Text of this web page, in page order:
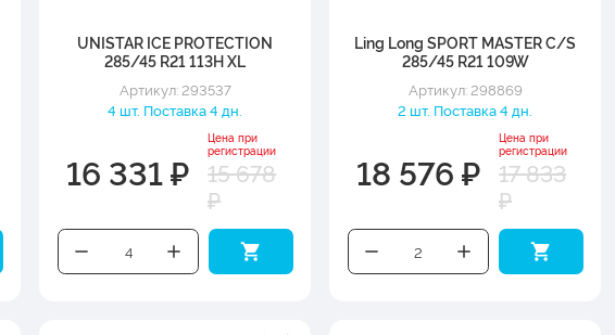
UNISTAR ICE PROTECTION
285/45 R21 113H XL
Артикул: 293537
4 шт. Поставка 4 дн.
16 331 ₽
Цена при
регистрации
15 678
₽
Ling Long SPORT MASTER C/S
285/45 R21 109W
Артикул: 298869
2 шт. Поставка 4 дн.
18 576 ₽
Цена при
регистрации
17 833
₽